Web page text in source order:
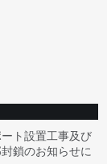
ト設置工事及び
鎖のお知らせに